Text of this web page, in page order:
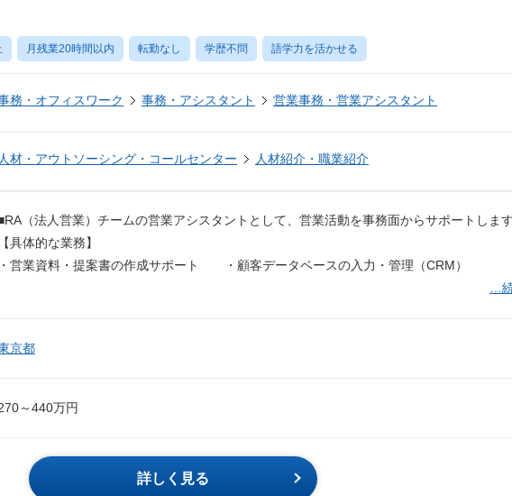
月残業20時間以内 転勤なし 学歴不問 語学力を活かせる
務・オフィスワーク 事務・アシスタント 営業事務・営業アシスタント
人材・アウトソーシング・コールセンター 人材紹介・職業紹介
（法人営業）チームの営業アシスタントとして、営業活動を事務面からサポートします
【具体的な業務】
・営業資料・提案書の作成サポート ・顧客データベースの入力・管理（CRM）
…
京都
～440万円
詳しく見る